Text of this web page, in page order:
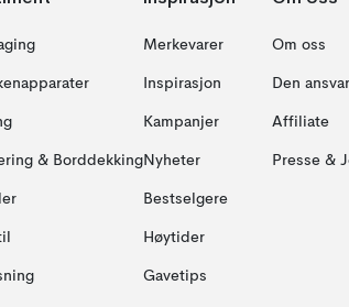
& Borddekking
Merkevarer
Inspirasjon
Kampanjer
Nyheter
Bestselgere
Høytider
Gavetips
Om oss
Den
Affiliate
Presse &